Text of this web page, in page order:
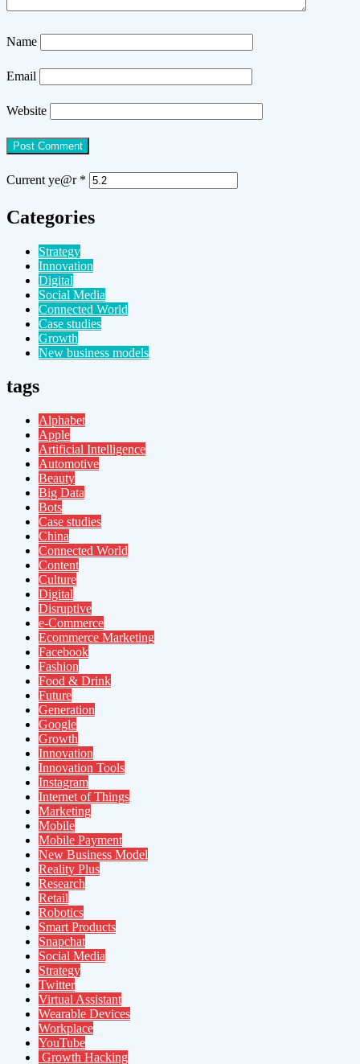
Name
Email
Website
Current ye@r *
Categories
Strategy
Innovation
Digital
Social Media
Connected World
Case studies
Growth
New business models
tags
Alphabet
Apple
Artificial Intelligence
Automotive
Beauty
Big Data
Bots
Case studies
China
Connected World
Content
Culture
Digital
Disruptive
e-Commerce
Ecommerce Marketing
Facebook
Fashion
Food & Drink
Future
Generation
Google
Growth
Innovation
Innovation Tools
Instagram
Internet of Things
Marketing
Mobile
Mobile Payment
New Business Model
Reality Plus
Research
Retail
Robotics
Smart Products
Snapchat
Social Media
Strategy
Twitter
Virtual Assistant
Wearable Devices
Workplace
YouTube
Growth Hacking